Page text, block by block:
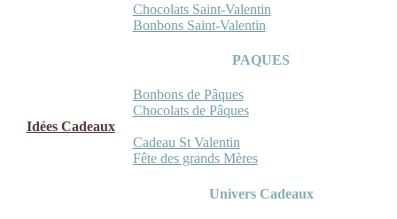
Chocolats Saint-Valentin
Bonbons Saint-Valentin
PAQUES
Bonbons de Pâques
Chocolats de Pâques
Idées Cadeaux
Cadeau St Valentin
Fête des grands Mères
Univers Cadeaux